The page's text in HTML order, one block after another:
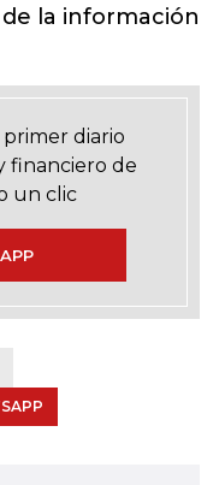
la información
diario
financiero de
un clic